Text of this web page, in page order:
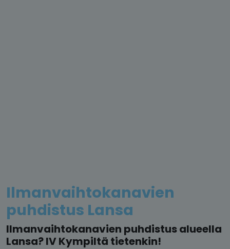
Ilmanvaihtokanavien
puhdistus Lansa
Ilmanvaihtokanavien puhdistus alueella
Lansa? IV Kympiltä tietenkin!